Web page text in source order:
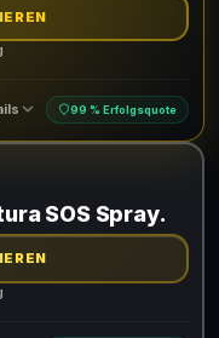
99 % Erfolgsquote
SOS Spray.